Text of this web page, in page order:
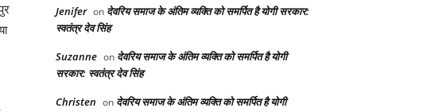
Jenifer on देवरिय समाज के अंतिम व्यक्ति को समर्पित है योगी सरकार:
स्वतंत्र देव सिंह
Suzanne on देवरिय समाज के अंतिम व्यक्ति को समर्पित है योगी
सरकार: स्वतंत्र देव सिंह
Christen on देवरिय समाज के अंतिम व्यक्ति को समर्पित है योगी